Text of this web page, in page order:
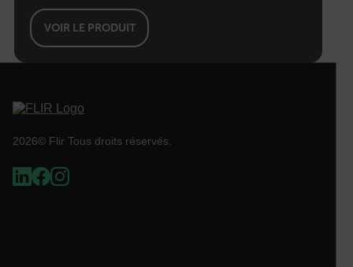
VOIR LE PRODUIT
2026© Flir Tous droits réservés.